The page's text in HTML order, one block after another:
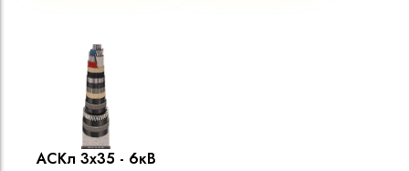
АСКл 3х35 - 6кВ